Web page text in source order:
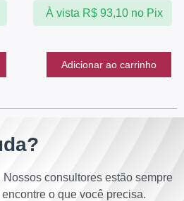
À vista R$93,10 no Pix
Adicionar ao carrinho
consultores estão sempre
o que você precisa.